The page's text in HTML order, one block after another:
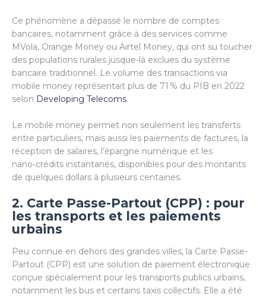
Ce phénomène a dépassé le nombre de comptes
bancaires, notamment grâce à des services comme
MVola, Orange Money ou Airtel Money, qui ont su toucher
des populations rurales jusque-là exclues du système
bancaire traditionnel. Le volume des transactions via
mobile money représentait plus de 71 % du PIB en 2022
selon Developing Telecoms.
Le mobile money permet non seulement les transferts
entre particuliers, mais aussi les paiements de factures, la
réception de salaires, l’épargne numérique et les
nano‑crédits instantanés, disponibles pour des montants
de quelques dollars à plusieurs centaines.
2. Carte Passe-Partout (CPP) : pour
les transports et les paiements
urbains
Peu connue en dehors des grandes villes, la Carte Passe-
Partout (CPP) est une solution de paiement électronique
conçue spécialement pour les transports publics urbains,
notamment les bus et certains taxis collectifs. Elle a été